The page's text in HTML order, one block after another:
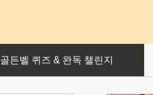
골든벨 퀴즈 & 완독 챌린지